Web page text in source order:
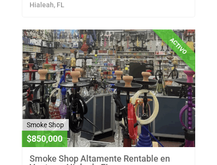
Hialeah, FL
ACTIVO
Smoke Shop
$850,000
Smoke Shop Altamente Rentable en